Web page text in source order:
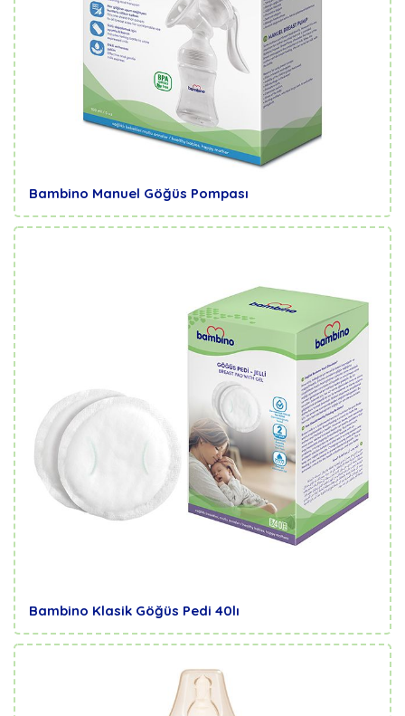
Bambino Manuel Göğüs Pompası
Bambino Klasik Göğüs Pedi 40lı